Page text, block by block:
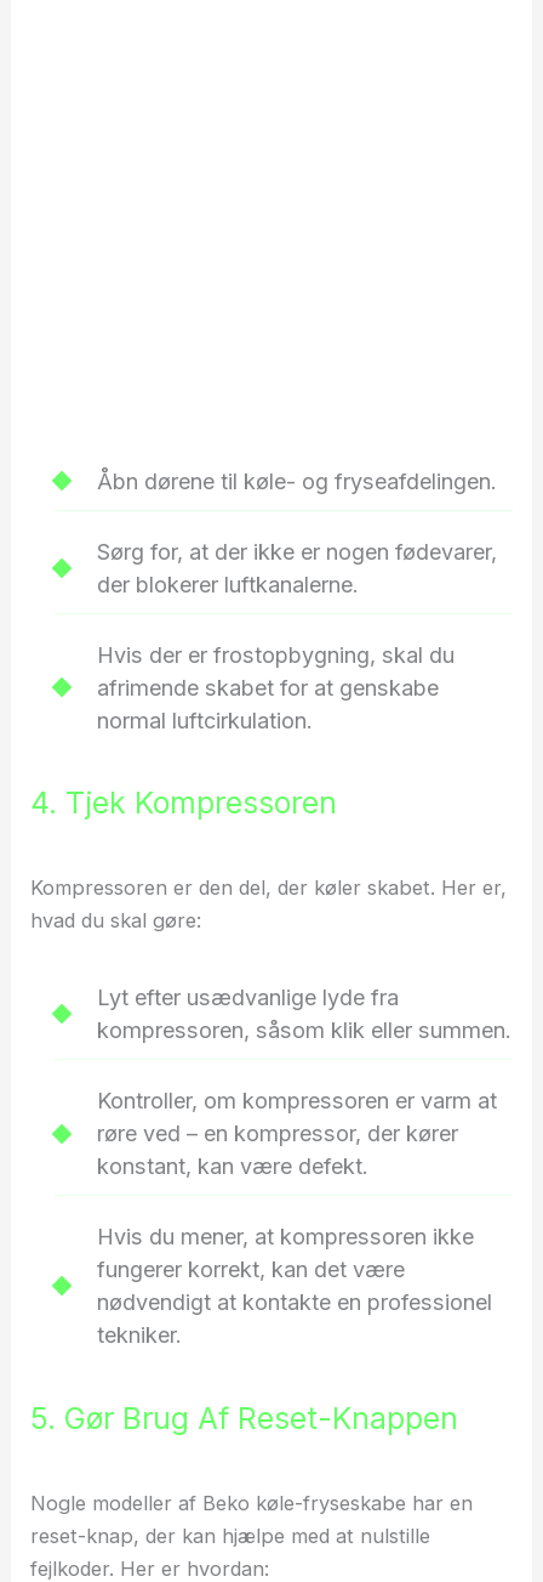
Åbn dørene til køle- og fryseafdelingen.
Sørg for, at der ikke er nogen fødevarer,
der blokerer luftkanalerne.
Hvis der er frostopbygning, skal du
afrimende skabet for at genskabe
normal luftcirkulation.
4. Tjek Kompressoren
Kompressoren er den del, der køler skabet. Her er,
hvad du skal gøre:
Lyt efter usædvanlige lyde fra
kompressoren, såsom klik eller summen.
Kontroller, om kompressoren er varm at
røre ved – en kompressor, der kører
konstant, kan være defekt.
Hvis du mener, at kompressoren ikke
fungerer korrekt, kan det være
nødvendigt at kontakte en professionel
tekniker.
5. Gør Brug Af Reset-Knappen
Nogle modeller af Beko køle-fryseskabe har en
reset-knap, der kan hjælpe med at nulstille
fejlkoder. Her er hvordan: